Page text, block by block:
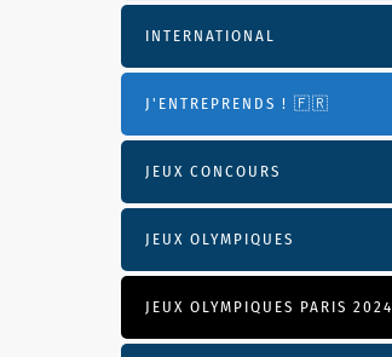
INTERNATIONAL
J'ENTREPRENDS ! 🇫🇷
JEUX CONCOURS
JEUX OLYMPIQUES
JEUX OLYMPIQUES PARIS 2024